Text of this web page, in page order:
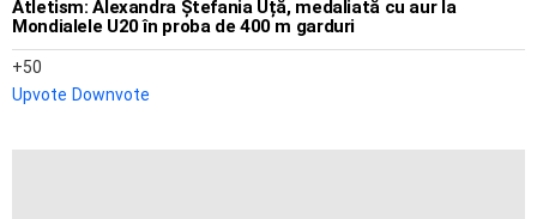
Atletism: Alexandra Ștefania Uță, medaliată cu aur la
Mondialele U20 în proba de 400 m garduri
50
Upvote Downvote